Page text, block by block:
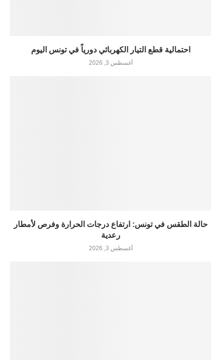
احتمالية قطع التيار الكهربائي دورياً في تونس اليوم
أغسطس 3, 2026
حالة الطقس في تونس: ارتفاع درجات الحرارة وفرص لأمطار
رعدية
أغسطس 3, 2026